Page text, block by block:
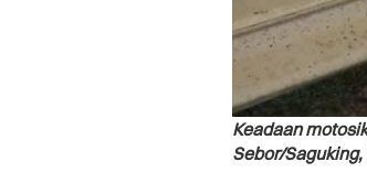
Keadaan
Sebor/